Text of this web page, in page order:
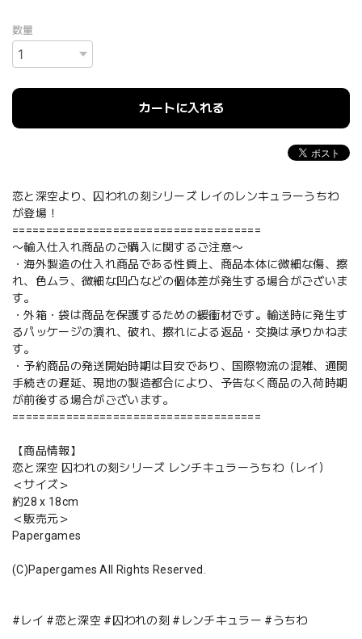
数量
カートに入れる
恋と深空より、囚われの刻シリーズ レイのレンキュラーうちわ
が登場！
=====================================
〜輸入仕入れ商品のご購入に関するご注意〜
・海外製造の仕入れ商品である性質上、商品本体に微細な傷、擦
れ、色ムラ、微細な凹凸などの個体差が発生する場合がございま
す。
・外箱・袋は商品を保護するための緩衝材です。輸送時に発生す
るパッケージの潰れ、破れ、擦れによる返品・交換は承りかねま
す。
・予約商品の発送開始時期は目安であり、国際物流の混雑、通関
手続きの遅延、現地の製造都合により、予告なく商品の入荷時期
が前後する場合がございます。
=====================================
【商品情報】
恋と深空 囚われの刻シリーズ レンチキュラーうちわ（レイ）
＜サイズ＞
約28 x 18cm
＜販売元＞
Papergames
(C)Papergames All Rights Reserved.
#レイ #恋と深空 #囚われの刻 #レンチキュラー #うちわ